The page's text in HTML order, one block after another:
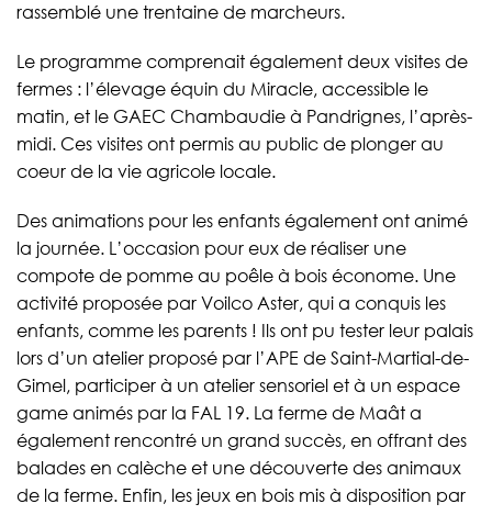
rassemblé une trentaine de marcheurs.
Le programme comprenait également deux visites de
fermes : l’élevage équin du Miracle, accessible le
matin, et le GAEC Chambaudie à Pandrignes, l’après-
midi. Ces visites ont permis au public de plonger au
coeur de la vie agricole locale.
Des animations pour les enfants également ont animé
la journée. L’occasion pour eux de réaliser une
compote de pomme au poêle à bois économe. Une
activité proposée par Voilco Aster, qui a conquis les
enfants, comme les parents ! Ils ont pu tester leur palais
lors d’un atelier proposé par l’APE de Saint-Martial-de-
Gimel, participer à un atelier sensoriel et à un espace
game animés par la FAL 19. La ferme de Maât a
également rencontré un grand succès, en offrant des
balades en calèche et une découverte des animaux
de la ferme. Enfin, les jeux en bois mis à disposition par